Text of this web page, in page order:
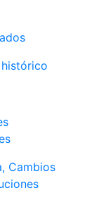
Cambios